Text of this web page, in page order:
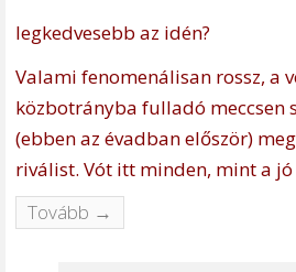
legkedvesebb az idén?
Valami fenomenálisan rossz, a
közbotrányba fulladó meccsen
(ebben az évadban először)
riválist. Vót itt minden, mint a
Tovább →